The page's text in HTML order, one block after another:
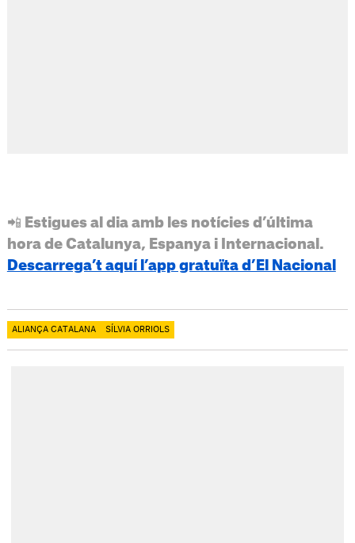
📲 Estigues al dia amb les notícies d’última
hora de Catalunya, Espanya i Internacional.
Descarrega’t aquí l’app gratuïta d’El Nacional
ALIANÇA CATALANA SÍLVIA ORRIOLS